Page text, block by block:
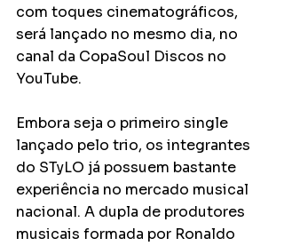
com toques cinematográficos,
será lançado no mesmo dia, no
canal da CopaSoul Discos no
YouTube.
Embora seja o primeiro single
lançado pelo trio, os integrantes
do STyLO já possuem bastante
experiência no mercado musical
nacional. A dupla de produtores
musicais formada por Ronaldo